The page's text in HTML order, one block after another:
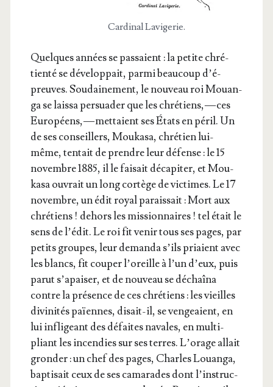
Car­di­nal Lavigerie.
Quelques années se pas­saient : la petite chré­
tien­té se déve­lop­pait, par­mi beau­coup d’é­
preuves. Sou­dai­ne­ment, le nou­veau roi Mouan­
ga se lais­sa per­sua­der que les chré­tiens, — ces
Euro­péens, — met­taient ses États en péril. Un
de ses conseillers, Mou­ka­sa, chré­tien lui-
même, ten­tait de prendre leur défense : le 15
novembre 1885, il le fai­sait déca­pi­ter, et Mou­
ka­sa ouvrait un long cor­tège de vic­times. Le 17
novembre, un édit royal parais­sait : Mort aux
chré­tiens ! dehors les mis­sion­naires ! tel était le
sens de l’é­dit. Le roi fit venir tous ses pages, par
petits groupes, leur deman­da s’ils priaient avec
les blancs, fit cou­per l’o­reille à l’un d’eux, puis
parut s’a­pai­ser, et de nou­veau se déchaî­na
contre la pré­sence de ces chré­tiens : les vieilles
divi­ni­tés païennes, disait-il, se ven­geaient, en
lui infli­geant des défaites navales, en mul­ti­
pliant les incen­dies sur ses terres. L’o­rage allait
gron­der : un chef des pages, Charles Louan­ga,
bap­ti­sait ceux de ses cama­rades dont l’ins­truc­